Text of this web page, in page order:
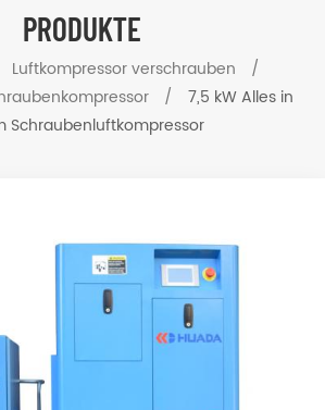
PRODUKTE
Luftkompressor verschrauben
/
/
7,5 kW Alles in
Schraubenluftkompressor